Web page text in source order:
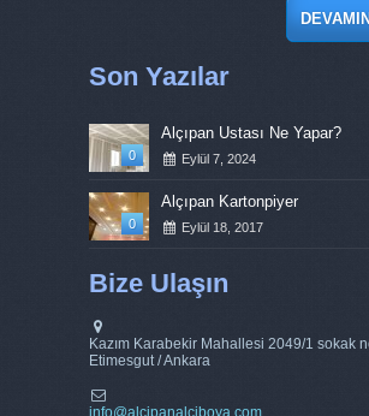
Son Yazılar
0
Alçıpan Ustası Ne Yapar?
Eylül 7, 2024
0
Alçıpan Kartonpiyer
Eylül 18, 2017
Bize Ulaşın
Kazım Karabekir Mahallesi 2049/1 sokak
Etimesgut / Ankara
info@alcipanalciboya.com